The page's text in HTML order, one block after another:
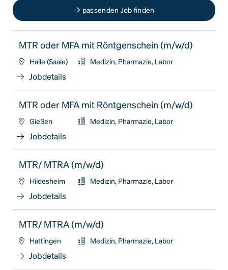
passenden Job finden
MTR oder MFA mit Röntgenschein (m/w/d)
Halle (Saale) Medizin, Pharmazie, Labor
Jobdetails
MTR oder MFA mit Röntgenschein (m/w/d)
Gießen Medizin, Pharmazie, Labor
Jobdetails
MTR/ MTRA (m/w/d)
Hildesheim Medizin, Pharmazie, Labor
Jobdetails
MTR/ MTRA (m/w/d)
Hattingen Medizin, Pharmazie, Labor
Jobdetails